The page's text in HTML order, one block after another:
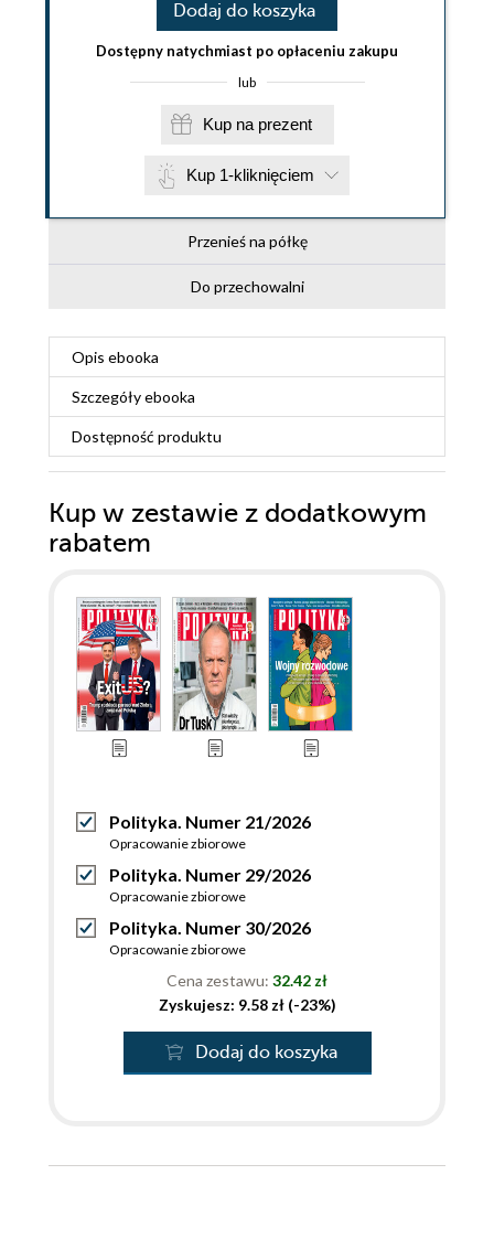
Dodaj do koszyka
Dostępny natychmiast po opłaceniu zakupu
lub
Kup na prezent
Kup 1-kliknięciem
Przenieś na półkę
Do przechowalni
Opis ebooka
Szczegółyebooka
Dostępność produktu
Kup w zestawie z dodatkowym
rabatem
Polityka. Numer 21/2026
Opracowanie zbiorowe
Polityka. Numer 29/2026
Opracowanie zbiorowe
Polityka. Numer 30/2026
Opracowanie zbiorowe
Cena zestawu: 32.42 zł
Zyskujesz: 9.58 zł (-23%)
Dodaj do koszyka